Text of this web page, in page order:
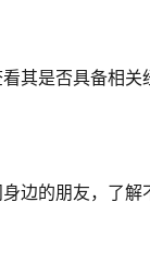
其是否具备相关
边的朋友，了